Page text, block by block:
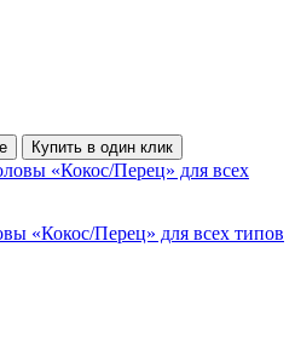
Купить в один клик
«Кокос/Перец» для всех типов